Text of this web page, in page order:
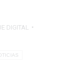
DIGITAL